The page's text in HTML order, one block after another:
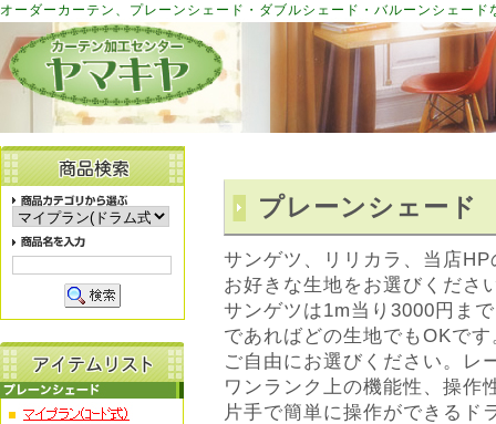
オーダーカーテン、プレーンシェード・ダブルシェード・バルーンシェー
プレーンシェード
サンゲツ、リリカラ、当店
お好きな生地をお選びくださ
サンゲツは1m当り3000円ま
であればどの生地でもOKです
ご自由にお選びください。レ
ワンランク上の機能性、操作
片手で簡単に操作ができるド